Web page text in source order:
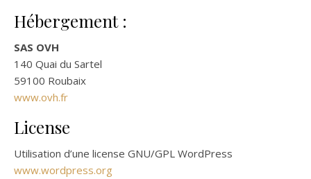
Hébergement :
SAS OVH
140 Quai du Sartel
59100 Roubaix
www.ovh.fr
License
Utilisation d’une license GNU/GPL WordPress
www.wordpress.org